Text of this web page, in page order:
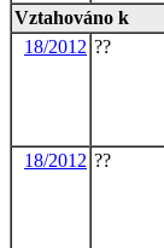
Vztahováno k
18/2012 ??
18/2012 ??